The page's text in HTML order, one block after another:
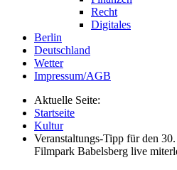
Recht
Digitales
Berlin
Deutschland
Wetter
Impressum/AGB
Aktuelle Seite:
Startseite
Kultur
Veranstaltungs-Tipp für den
Filmpark Babelsberg live